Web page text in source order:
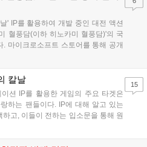
' IP를 활용하여 개발 중인 대전 액션
혈풍담(이하 히노카미 혈풍담)'의 국
마이크로소프트 스토어를 통해 공개
지역 출시일로 소개되었던...
칼날
션 IP를 활용한 게임의 주요 타겟은
하는 팬들이다. IP에 대해 알고 있는
고, 이들이 전하는 입소문을 통해 원
임을 접하게 되는 것...
15